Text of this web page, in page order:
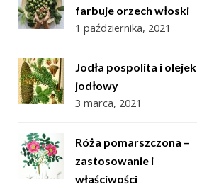
farbuje orzech włoski
1 października, 2021
Jodła pospolita i olejek
jodłowy
3 marca, 2021
Róża pomarszczona –
zastosowanie i
właściwości